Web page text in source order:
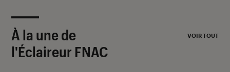
À la une de
l'Éclaireur FNAC
VOIR TOUT